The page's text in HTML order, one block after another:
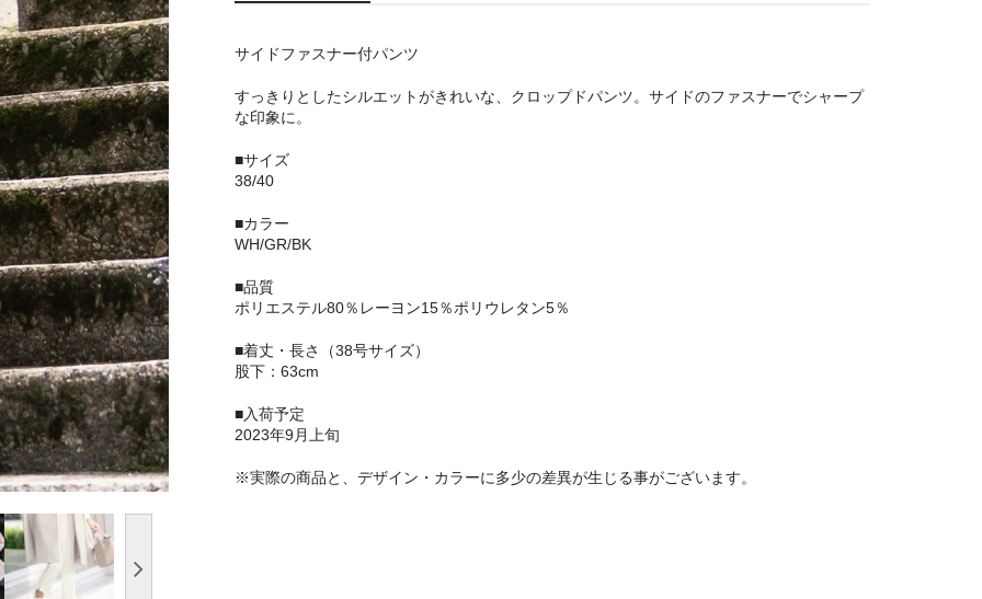
サイドファスナー付パンツ
すっきりとしたシルエットがきれいな、クロップドパンツ。サイドのファスナーでシャープ
な印象に。
■サイズ
38/40
■カラー
WH/GR/BK
■品質
ポリエステル80％レーヨン15％ポリウレタン5％
■着丈・長さ（38号サイズ）
股下：63cm
■入荷予定
2023年9月上旬
※実際の商品と、デザイン・カラーに多少の差異が生じる事がございます。